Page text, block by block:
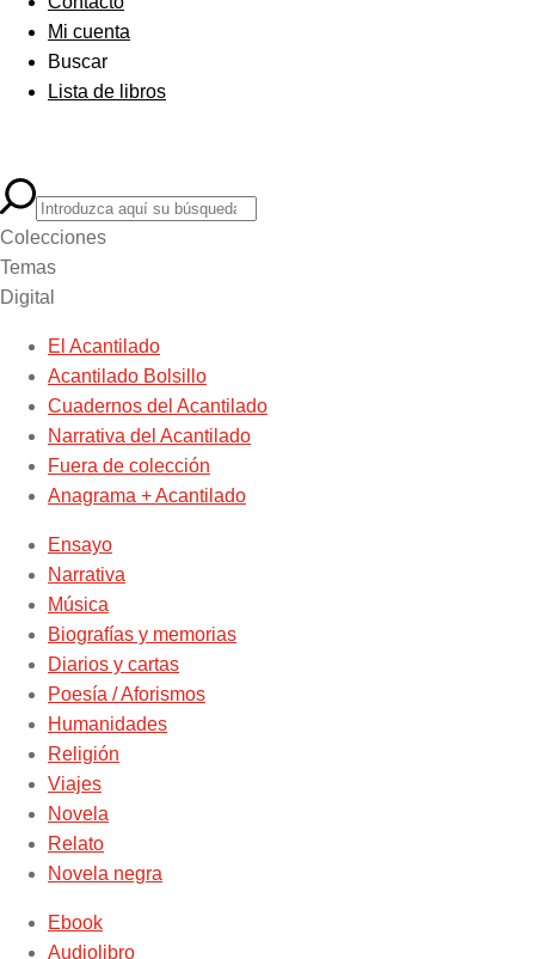
Mi cuenta
Buscar
Lista de libros
Colecciones
Temas
Digital
El Acantilado
Acantilado Bolsillo
Cuadernos del Acantilado
Narrativa del Acantilado
Fuera de colección
Anagrama + Acantilado
Ensayo
Narrativa
Música
Biografías y memorias
Diarios y cartas
Poesía / Aforismos
Humanidades
Religión
Viajes
Novela
Relato
Novela negra
Ebook
Audiolibro